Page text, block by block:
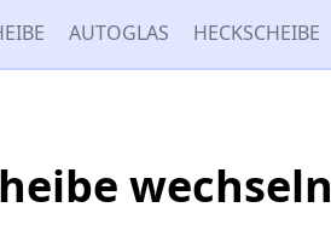
AUTOGLAS HECKSCHEIBE
wechseln